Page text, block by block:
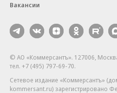
Вакансии
© АО «Коммерсантъ». 127006,
тел. +7 (495) 797-69-70.
Сетевое издание «Коммерсантъ»
kommersant.ru) зарегистрировано